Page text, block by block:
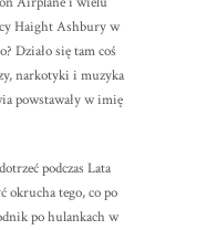
Haight Ashbury w
Działo się tam coś
narkotyki i muzyka
powstawały w imię
podczas Lata
okrucha tego, co po
po hulankach w